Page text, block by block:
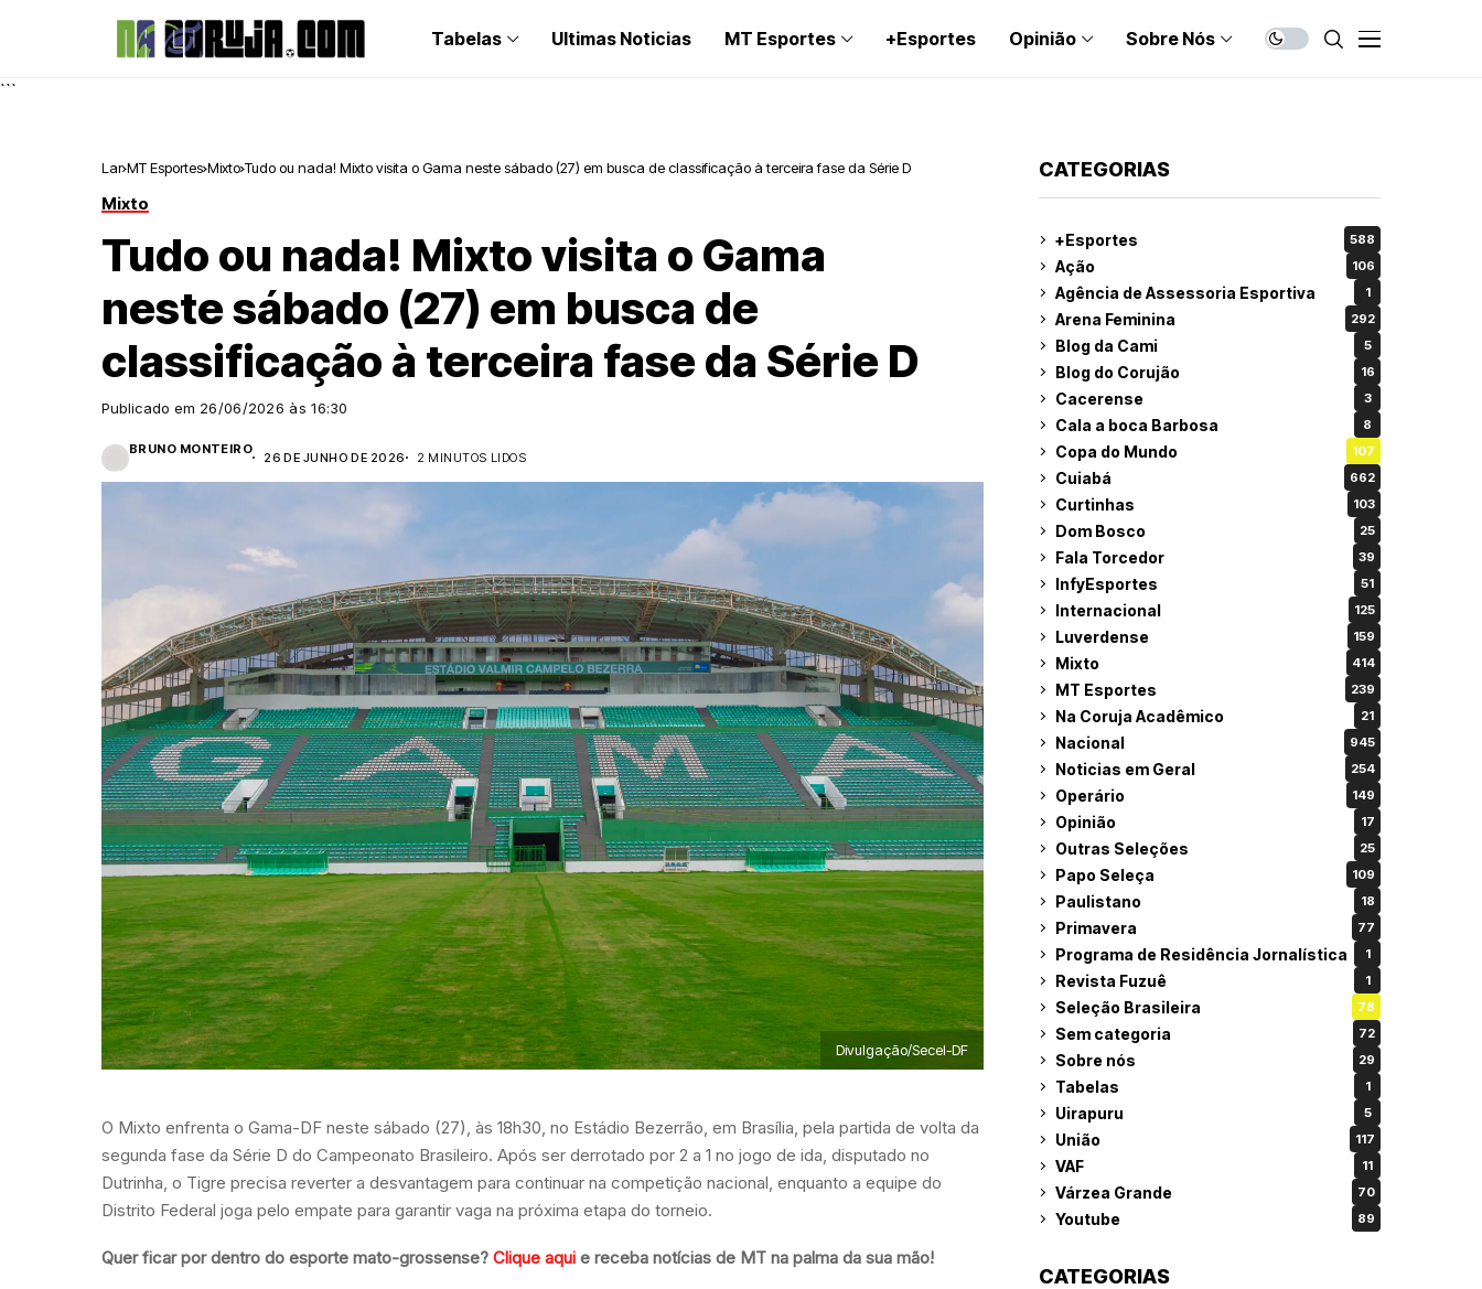
Tabelas Ultimas Noticias MT Esportes +Esportes Opinião Sobre Nós
```
Lar MT Esportes Mixto Tudo ou nada! Mixto visita o Gama neste sábado (27) em busca de classificação à terceira fase da Série D
Mixto
Tudo ou nada! Mixto visita o Gama
neste sábado (27) em busca de
classificação à terceira fase da Série D
Publicado em 26/06/2026 às 16:30
BRUNO MONTEIRO
26 DE JUNHO DE 2026 2 MINUTOS LIDOS
Divulgação/Secel-DF
O Mixto enfrenta o Gama-DF neste sábado (27), às 18h30, no Estádio Bezerrão, em Brasília, pela partida de volta da
segunda fase da Série D do Campeonato Brasileiro. Após ser derrotado por 2 a 1 no jogo de ida, disputado no
Dutrinha, o Tigre precisa reverter a desvantagem para continuar na competição nacional, enquanto a equipe do
Distrito Federal joga pelo empate para garantir vaga na próxima etapa do torneio.
Quer ficar por dentro do esporte mato-grossense? Clique aqui e receba notícias de MT na palma da sua mão!
CATEGORIAS
+Esportes 588
Ação 106
Agência de Assessoria Esportiva 1
Arena Feminina 292
Blog da Cami 5
Blog do Corujão 16
Cacerense 3
Cala a boca Barbosa 8
Copa do Mundo 107
Cuiabá 662
Curtinhas 103
Dom Bosco 25
Fala Torcedor 39
InfyEsportes 51
Internacional 125
Luverdense 159
Mixto 414
MT Esportes 239
Na Coruja Acadêmico 21
Nacional 945
Noticias em Geral 254
Operário 149
Opinião 17
Outras Seleções 25
Papo Seleça 109
Paulistano 18
Primavera 77
Programa de Residência Jornalística 1
Revista Fuzuê 1
Seleção Brasileira 78
Sem categoria 72
Sobre nós 29
Tabelas 1
Uirapuru 5
União 117
VAF 11
Várzea Grande 70
Youtube 89
CATEGORIAS